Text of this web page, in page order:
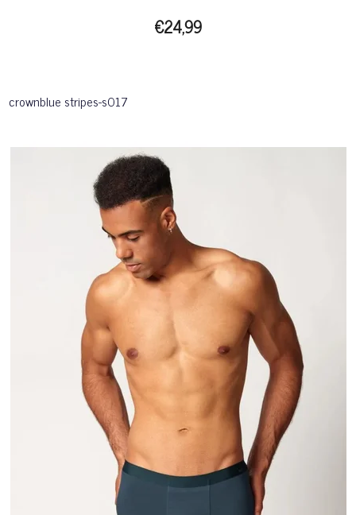
€24,99
crownblue stripes-s017